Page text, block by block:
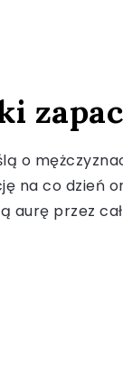
o
na co dzień
aurę przez